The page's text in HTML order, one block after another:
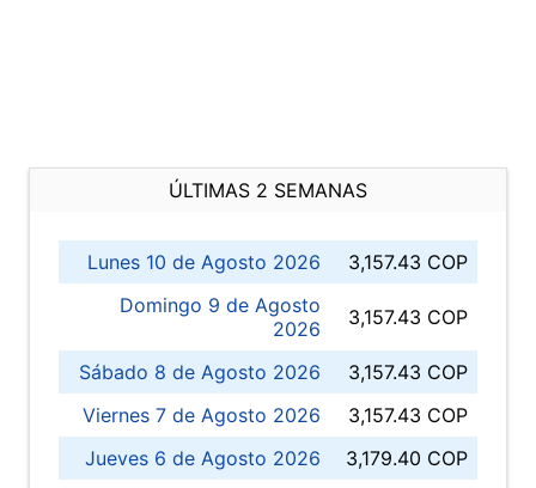
ÚLTIMAS 2 SEMANAS
Lunes 10 de Agosto 2026
3,157.43 COP
Domingo 9 de Agosto
2026
3,157.43 COP
Sábado 8 de Agosto 2026
3,157.43 COP
Viernes 7 de Agosto 2026
3,157.43 COP
Jueves 6 de Agosto 2026
3,179.40 COP